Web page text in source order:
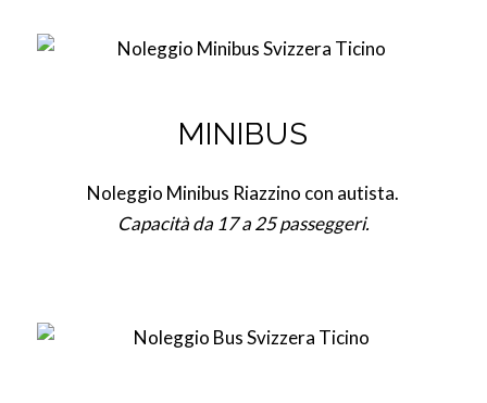
MINIBUS
Noleggio Minibus Riazzino con autista.
Capacità da 17 a 25 passeggeri.